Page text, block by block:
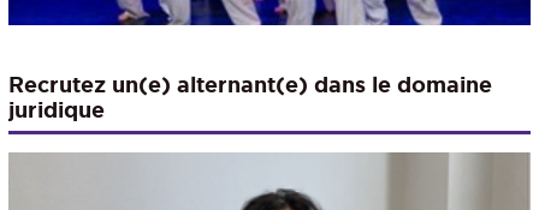
Recrutez un(e) alternant(e) dans le domaine
juridique